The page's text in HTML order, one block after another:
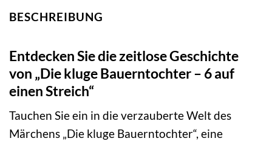
BESCHREIBUNG
Entdecken Sie die zeitlose Geschichte
von „Die kluge Bauerntochter – 6 auf
einen Streich“
Tauchen Sie ein in die verzauberte Welt des
Märchens „Die kluge Bauerntochter“, eine